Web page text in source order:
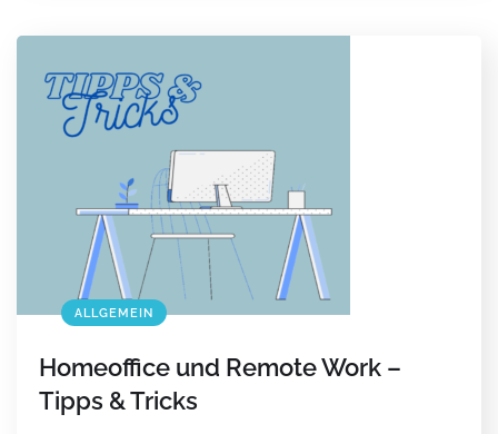
ALLGEMEIN
Homeoffice und Remote Work –
Tipps & Tricks